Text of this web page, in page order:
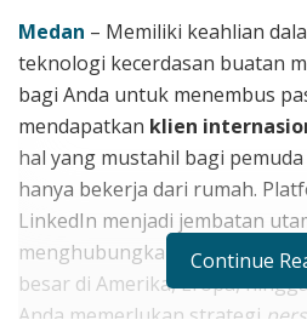
Medan – Memiliki keahlian
teknologi kecerdasan buatan
bagi Anda untuk menembus
mendapatkan klien
hal yang mustahil bagi
hanya bekerja dari rumah.
LinkedIn menjadi jembatan
menghubungkan talenta lokal
besar di Amerika, Eropa,
Continue